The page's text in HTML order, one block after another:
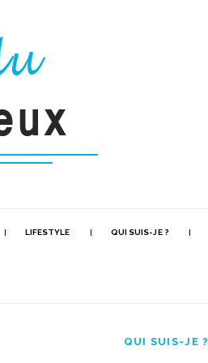
LIFESTYLE QUI SUIS-JE ?
QUI SUIS-JE ?